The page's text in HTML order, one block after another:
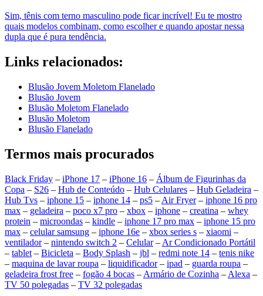
Sim, tênis com terno masculino pode ficar incrível! Eu te mostro
quais modelos combinam, como escolher e quando apostar nessa
dupla que é pura tendência.
Links relacionados:
Blusão Jovem Moletom Flanelado
Blusão Jovem
Blusão Moletom Flanelado
Blusão Moletom
Blusão Flanelado
Termos mais procurados
Black Friday – iPhone 17 – iPhone 16 – Álbum de Figurinhas da
Copa – S26 – Hub de Conteúdo – Hub Celulares – Hub Geladeira –
Hub Tvs – iphone 15 – iphone 14 – ps5 – Air Fryer– iphone 16 pro
max – geladeira – poco x7 pro – xbox – iphone – creatina – whey
protein – microondas – kindle – iphone 17 pro max – iphone 15 pro
max – celular samsung – iphone 16e – xbox series s – xiaomi –
ventilador– nintendo switch 2 – Celular– Ar Condicionado Portátil
– tablet – Bicicleta – Body Splash – jbl – redmi note 14 – tenis nike
– maquina de lavar roupa – liquidificador– ipad – guarda roupa –
geladeira frost free – fogão 4 bocas – Armário de Cozinha – Alexa –
TV 50 polegadas – TV 32 polegadas